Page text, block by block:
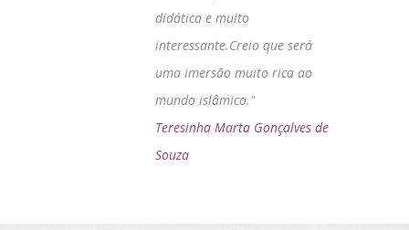
didática e muito
interessante.Creio que será
uma imersão muito rica ao
mundo islâmico."
Teresinha Marta Gonçalves de
Souza